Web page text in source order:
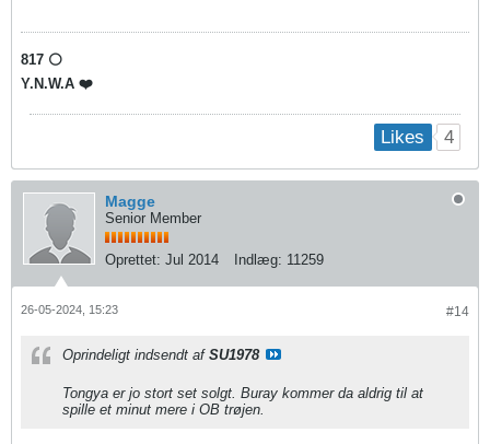
817 ⚪️
Y.N.W.A ❤️
Likes 4
Magge
Senior Member
Oprettet: Jul 2014 Indlæg: 11259
#14
26-05-2024, 15:23
Oprindeligt indsendt af SU1978
Tongya er jo stort set solgt. Buray kommer da aldrig til at
spille et minut mere i OB trøjen.